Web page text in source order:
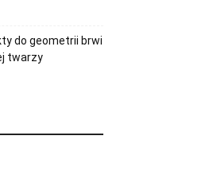
do geometrii brwi
twarzy